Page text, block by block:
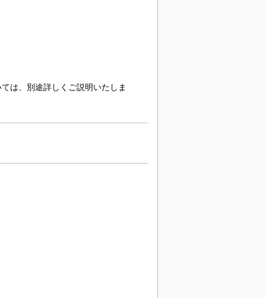
は、別途詳しくご説明いたしま